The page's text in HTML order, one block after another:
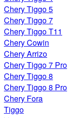
Chery Tiggo 5
Chery Tiggo 7
Chery Tiggo T11
Chery Cowin
Chery Arrizo
Chery Tiggo 7 Pro
Chery Tiggo 8
Chery Tiggo 8 Pro
Chery Fora
Tiggo